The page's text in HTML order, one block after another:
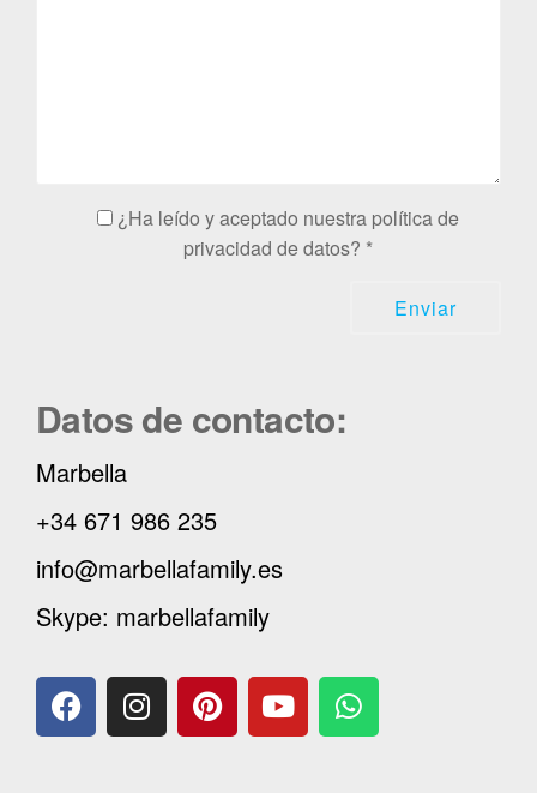
¿Ha leído y aceptado nuestra política de
privacidad de datos? *
Datos de contacto:
Marbella
+34 671 986 235
info@marbellafamily.es
Skype: marbellafamily